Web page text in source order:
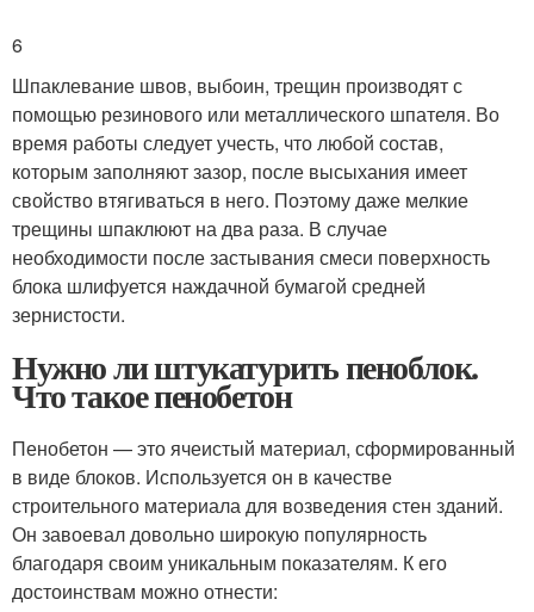
6
Шпаклевание швов, выбоин, трещин производят с
помощью резинового или металлического шпателя. Во
время работы следует учесть, что любой состав,
которым заполняют зазор, после высыхания имеет
свойство втягиваться в него. Поэтому даже мелкие
трещины шпаклюют на два раза. В случае
необходимости после застывания смеси поверхность
блока шлифуется наждачной бумагой средней
зернистости.
Нужно ли штукатурить пеноблок.
Что такое пенобетон
Пенобетон — это ячеистый материал, сформированный
в виде блоков. Используется он в качестве
строительного материала для возведения стен зданий.
Он завоевал довольно широкую популярность
благодаря своим уникальным показателям. К его
достоинствам можно отнести: